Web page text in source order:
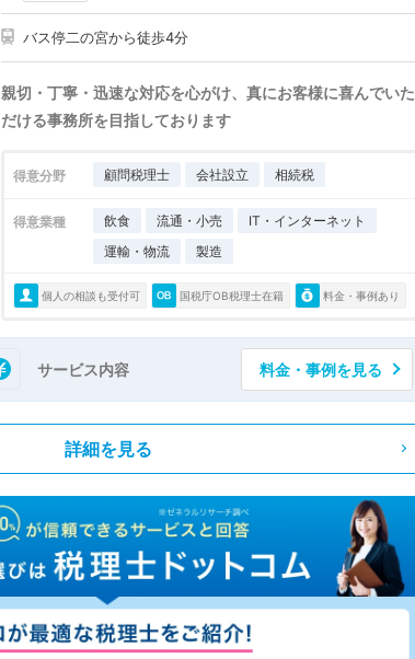
バス停二の宮から徒歩4分
親切・丁寧・迅速な対応を心がけ、真にお客様に喜んでいた
だける事務所を目指しております
得意分野 顧問税理士 会社設立 相続税
得意業種 飲食 流通・小売
IT・インターネット
運輸・物流
製造
個人の相談も受付可 国税庁OB税理士在籍 料金・事例あり
サービス内容 料金・事例を見る
詳細を見る